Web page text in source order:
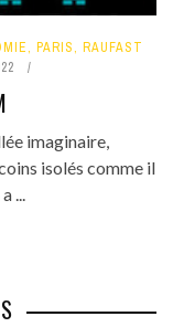
, PARIS, RAUFAST
imaginaire,
isolés comme il